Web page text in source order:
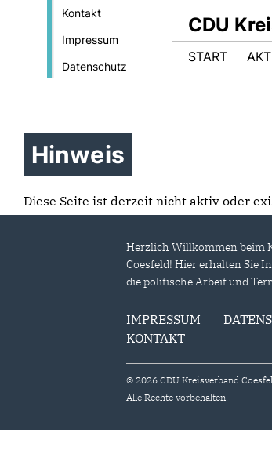
Kontakt
Impressum
Datenschutz
CDU
START
Hinweis
Diese Seite ist derzeit nicht aktiv oder
Herzlich Willkommen beim
Coesfeld! Hier erhalten Sie
die politische Arbeit und
IMPRESSUM
KONTAKT
© 2026 CDU Kreisverband
Alle Rechte vorbehalten.